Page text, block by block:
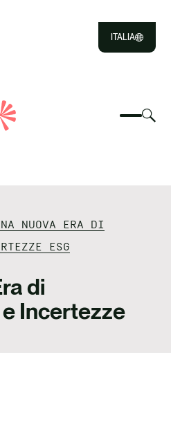
ITALIA
Select
NUOVA ERA DI
ESG
di
Incertezze